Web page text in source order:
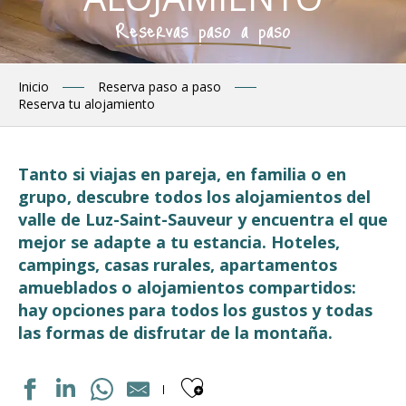
Reservas paso a paso
Inicio
Reserva paso a paso
Reserva tu alojamiento
Tanto si viajas en pareja, en familia o en
grupo, descubre todos los alojamientos del
valle de Luz-Saint-Sauveur y encuentra el que
mejor se adapte a tu estancia. Hoteles,
campings, casas rurales, apartamentos
amueblados o alojamientos compartidos:
hay opciones para todos los gustos y todas
las formas de disfrutar de la montaña.
Ajouter aux